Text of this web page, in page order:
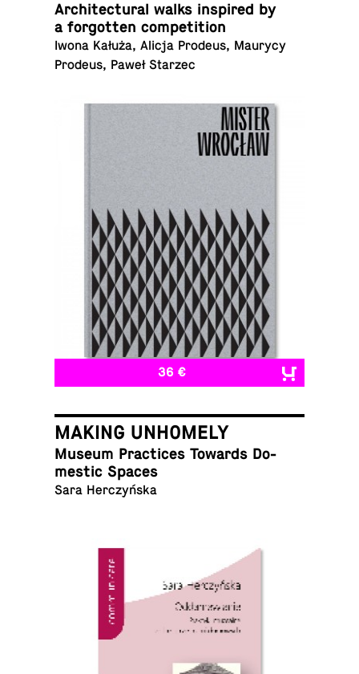
Ar­chi­tec­tural walks in­spired by
a for­got­ten competition
Iwona Kałuża, Alicja Prodeus, Maurycy
Prodeus, Paweł Starzec
36 €
MAKING UNHOMELY
Museum Prac­tices Towards Do­
mes­tic Spaces
Sara Herczyńska